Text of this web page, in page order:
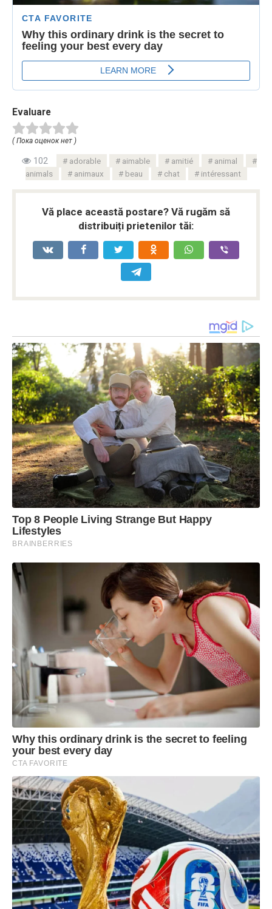
Evaluare
( Пока оценок нет )
102 adorable aimable amitié
animal
animals
animaux beau chat intéressant
Vă place această postare? Vă rugăm să
distribuiți prietenilor tăi: